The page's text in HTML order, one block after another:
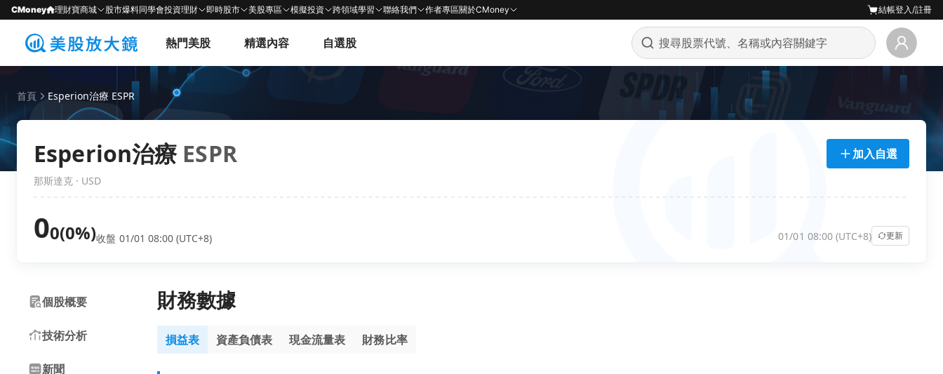
CMoney 理財寶商城 股市爆料同學會投資理財 即時股市 美股專區 模擬投資 跨領域學習 聯絡我們 作者專區關於CMoney 結帳登入/註冊
熱門美股 精選內容 自選股
首頁 Esperion治療 ESPR
Esperion治療 ESPR 加入自選
那斯達克 · USD
00(0%)收盤 01/01 08:00 (UTC+8) 01/01 08:00 (UTC+8) 更新
個股概要
技術分析
新聞
財務數據
損益表 資產負債表 現金流量表 財務比率